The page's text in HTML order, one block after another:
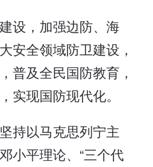
设，加强边防、海
安全领域防卫建设，
普及全民国防教育，
实现国防现代化。
持以马克思列宁主
小平理论、“三个代